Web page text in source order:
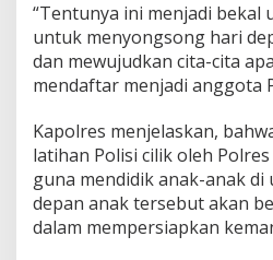
“Tentunya ini menjadi bekal
untuk menyongsong hari
dan mewujudkan cita-cita
mendaftar menjadi anggota
Kapolres menjelaskan,
latihan Polisi cilik oleh
guna mendidik anak-anak di
depan anak tersebut akan
dalam mempersiapkan